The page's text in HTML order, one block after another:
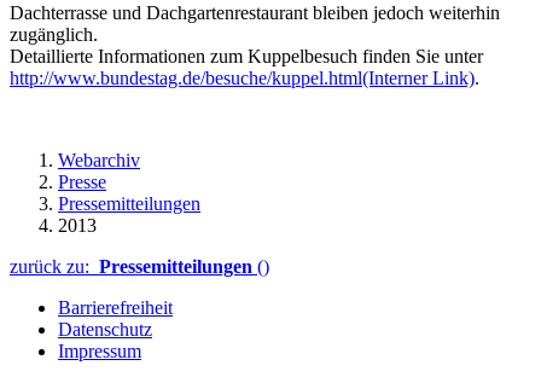
Dachterrasse und Dachgartenrestaurant bleiben jedoch weiterhin
zugänglich.
Detaillierte Informationen zum Kuppelbesuch finden Sie unter
http://www.bundestag.de/besuche/kuppel.html(Interner Link).
Webarchiv
Presse
Pressemitteilungen
2013
zurück zu: Pressemitteilungen ()
Barrierefreiheit
Datenschutz
Impressum